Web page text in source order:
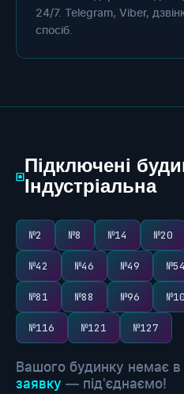
24/7. Telegram, Viber,
спосіб.
▣Підключені
Індустріальна
№2 №8 №14 №20
№42 №46 №49 №54
№81 №88 №96
№116 №121 №127
Вашого будинку немає в
заявку — під'єднаємо!